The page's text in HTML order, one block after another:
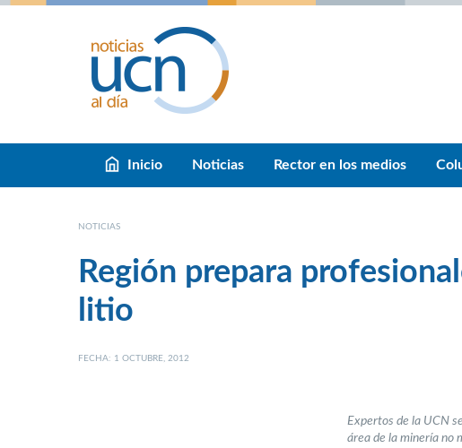
Inicio Noticias Rector en los medios
NOTICIAS
Región prepara
litio
FECHA: 1 OCTUBRE, 2012
Expertos de la UCN
área de la minería no